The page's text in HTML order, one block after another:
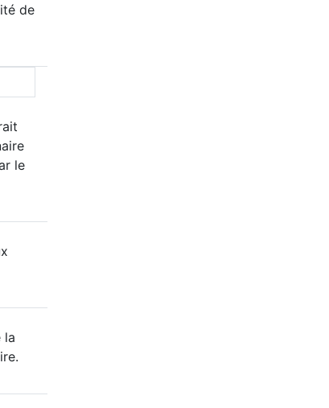
de
le
la